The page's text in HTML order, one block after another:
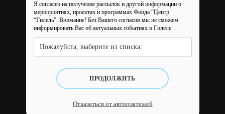
Я согласен на получение рассылок и другой информации о
мероприятиях, проектах и программах Фонда “Центр
“Гилель”. Внимание! Без Вашего согласия мы не сможем
информировать Вас об актуальных событиях в Гилеле.
Пожалуйста, выберите из списка:
ПРОДОЛЖИТЬ
Отказаться от автоплатежей